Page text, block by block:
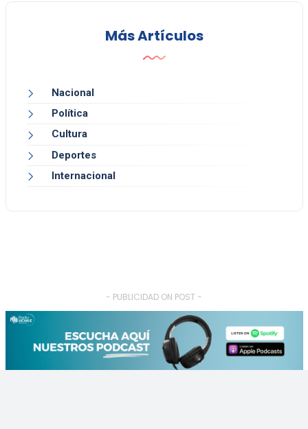
Más Artículos
Nacional
Política
Cultura
Deportes
Internacional
- PUBLICIDAD ON POST -